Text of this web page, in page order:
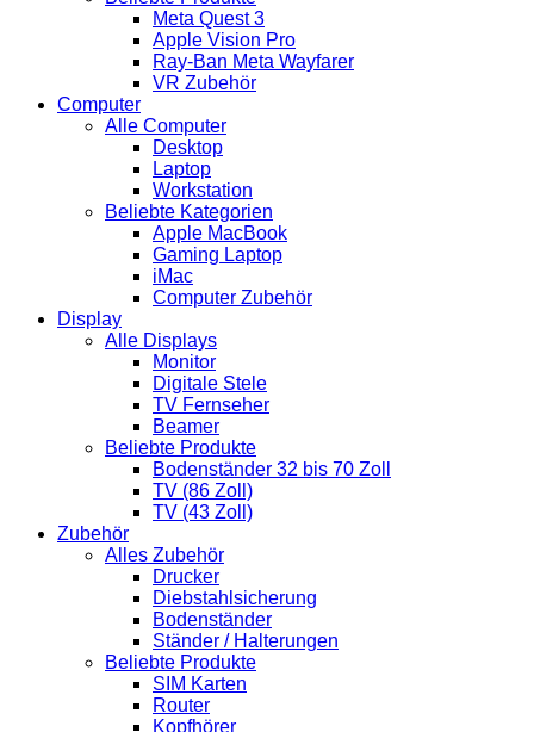
Meta Quest 3
Apple Vision Pro
Ray-Ban Meta Wayfarer
VR Zubehör
Computer
Alle Computer
Desktop
Laptop
Workstation
Beliebte Kategorien
Apple MacBook
Gaming Laptop
iMac
Computer Zubehör
Display
Alle Displays
Monitor
Digitale Stele
TV Fernseher
Beamer
Beliebte Produkte
Bodenständer 32 bis 70 Zoll
TV (86 Zoll)
TV (43 Zoll)
Zubehör
Alles Zubehör
Drucker
Diebstahlsicherung
Bodenständer
Ständer / Halterungen
Beliebte Produkte
SIM Karten
Router
Kopfhörer